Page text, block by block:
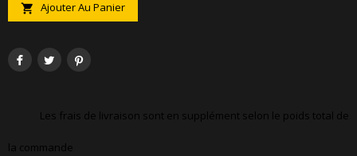
 Ajouter Au Panier
Les frais de livraison sont en supplément selon le poids total de
la commande